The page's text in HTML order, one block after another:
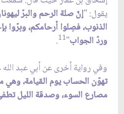
يقول: "إنّ صلة الرحم والبرّ
الذنوب، فصِلوا أرحامكم، وبرّوا
وردّ الجواب"
11
.
وفي رواية أخرى عن أبي عبد الله
تهوّن الحساب يوم القيامة، وهي
مصارع السوء، وصدقة الليل